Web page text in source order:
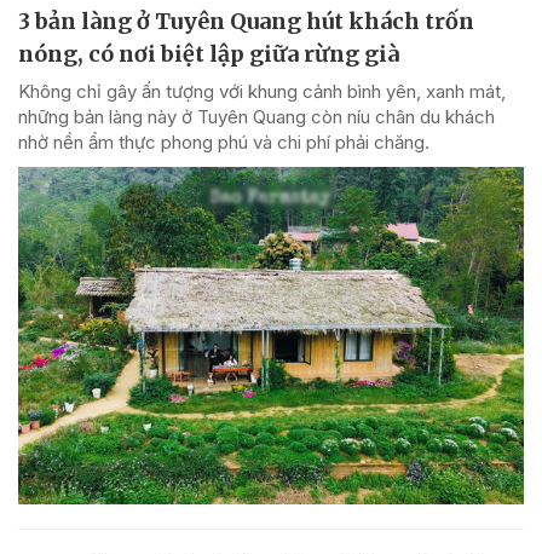
3 bản làng ở Tuyên Quang hút khách trốn
nóng, có nơi biệt lập giữa rừng già
Không chỉ gây ấn tượng với khung cảnh bình yên, xanh mát,
những bản làng này ở Tuyên Quang còn níu chân du khách
nhờ nền ẩm thực phong phú và chi phí phải chăng.